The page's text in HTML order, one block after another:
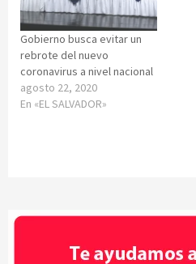
Gobierno busca evitar un
rebrote del nuevo
coronavirus a nivel nacional
agosto 22, 2020
En «EL SALVADOR»